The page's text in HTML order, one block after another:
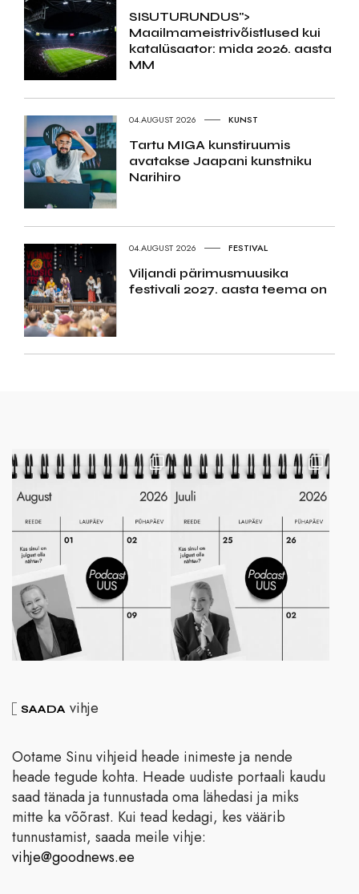
SISUTURUNDUS">
Maailmameistrivõistlused kui
katalüsaator: mida 2026. aasta
MM
04.AUGUST 2026 KUNST
Tartu MIGA kunstiruumis
avatakse Jaapani kunstniku
Narihiro
04.AUGUST 2026 FESTIVAL
Viljandi pärimusmuusika
festivali 2027. aasta teema on
SAADA vihje
Ootame Sinu vihjeid heade inimeste ja nende
heade tegude kohta. Heade uudiste portaali kaudu
saad tänada ja tunnustada oma lähedasi ja miks
mitte ka võõrast. Kui tead kedagi, kes väärib
tunnustamist, saada meile vihje:
vihje@goodnews.ee